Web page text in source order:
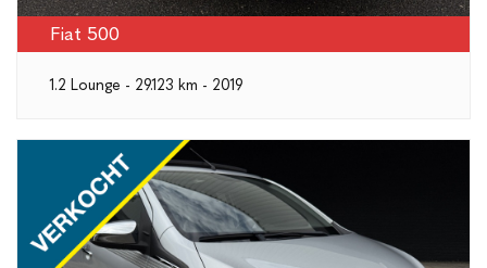
Fiat 500
1.2 Lounge - 29.123 km - 2019